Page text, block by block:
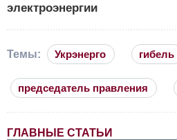
электроэнергии
Темы: Укрэнерго гибель
председатель правления
ГЛАВНЫЕ СТАТЬИ